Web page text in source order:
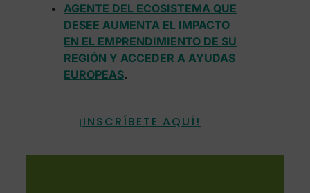
AGENTE DEL ECOSISTEMA QUE
DESEE AUMENTA EL IMPACTO
EN EL EMPRENDIMIENTO DE SU
REGIÓN Y ACCEDER A AYUDAS
EUROPEAS.
¡INSCRÍBETE AQUÍ!